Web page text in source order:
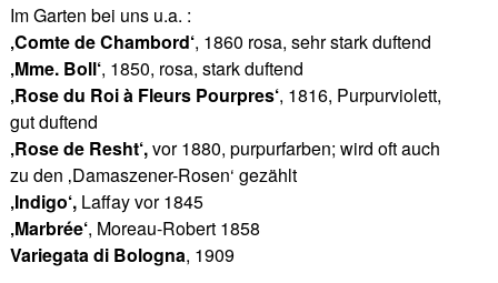
Im Garten bei uns u.a. :
‚Comte de Chambord‘, 1860 rosa, sehr stark duftend
‚Mme. Boll‘, 1850, rosa, stark duftend
‚Rose du Roi à Fleurs Pourpres‘, 1816, Purpurviolett,
gut duftend
‚Rose de Resht‘,vor 1880, purpurfarben; wird oft auch
zu den ‚Damaszener-Rosen‘ gezählt
‚Indigo‘,Laffay vor 1845
‚Marbrée‘, Moreau-Robert 1858
Variegata di Bologna, 1909